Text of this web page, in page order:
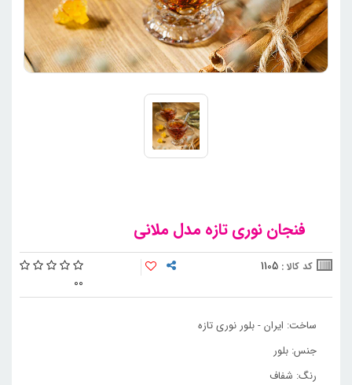
فنجان نوری تازه مدل ملانی
کد کالا : 1105
00
ساخت: ایران - بلور نوری تازه
جنس: بلور
رنگ: شفاف